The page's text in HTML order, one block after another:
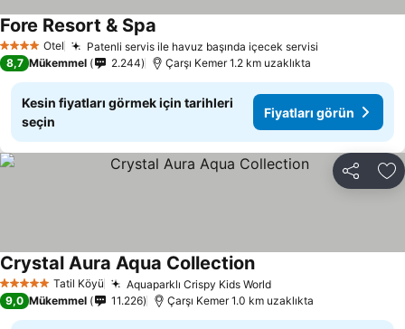
4 Yıldız Otel Patenli servis ile havuz başında içecek servisi
Fore Resort & Spa
8,7 Mükemmel 2.244 Çarşı Kemer 1.2 km uzaklıkta
Kesin fiyatları görmek için tarihleri
seçin
Fiyatları görün
Paylaş
5 Yıldız Tatil Köyü Aquaparklı Crispy Kids WorldFiyatları görün
Crystal Aura Aqua CollectionFiyatları görün
9,0 Mükemmel 11.226 Çarşı Kemer 1.0 km uzaklıkta